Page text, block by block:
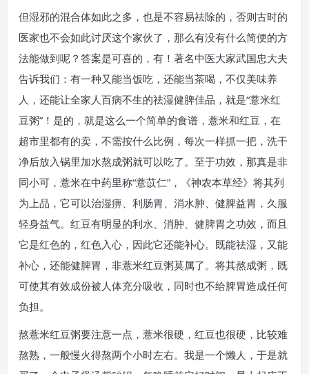
但湿邪的混合体如此之多，也是不容易祛除的，否则古时的
医家也不会如此讨厌这个家伙了，那么有没有什么简便的方
法能做到呢？答案是可喜的，有！著名中医大家武国忠大夫
告诉我们：有一种又能当饭吃，还能当茶喝，不仅美味养
人，还能让全家人百病不生的祛湿健脾佳品，就是“薏米红
豆粥”！是的，就是这么一个简单的食谱，薏米和红豆，在
超市里都有的卖，不需按什么比例，每次一样抓一把，洗干
净后放入锅里加水熬成粥就可以吃了。至于功效，那真是非
同小可，薏米在中药里称“薏苡仁”，《神农本草经》将其列
为上品，它可以治湿痹、利肠胃、消水肿、健脾益胃，久服
轻身益气。红豆有明显的利水、消肿、健脾胃之功效，而且
它是红色的，红色入心，因此它还能补心。既能祛湿，又能
补心，还能健脾胃，非薏米红豆粥莫属了。将其熬成粥，既
可使其有效成份被人体充分吸收，同时也不给脾胃造成任何
负担。
熬薏米红豆粥要注意一点，薏米很硬，红豆也很硬，比较难
熬熟，一般慢火得熬两个小时左右。我是一个懒人，于是就